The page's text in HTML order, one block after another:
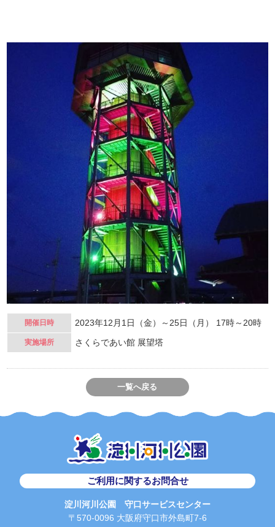
開催日時 2023年12月1日（金）～25日（月） 17時～20時
実施場所 さくらであい館 展望塔
一覧へ戻る
ご利用に関するお問合せ
淀川河川公園 守口サービスセンター
〒570-0096 大阪府守口市外島町7-6